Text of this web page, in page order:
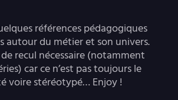
références pédagogiques
autour du métier et son univers.
recul nécessaire (notamment
car ce n’est pas toujours le
voire stéréotypé… Enjoy !